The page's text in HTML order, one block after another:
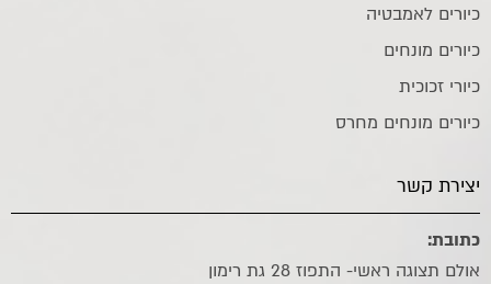
כיורים לאמבטיה
כיורים מונחים
כיורי זכוכית
כיורים מונחים מחרס
יצירת קשר
כתובת:
אולם תצוגה ראשי- התפוז 28 גת רימון